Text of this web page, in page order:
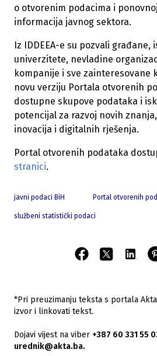
o otvorenim podacima i
informacija javnog sektora.
Iz IDDEEA-e su pozvali građane,
univerzitete, nevladine
kompanije i sve zainteresovane
novu verziju Portala otvorenih
dostupne skupove podataka i
potencijal za razvoj novih
inovacija i digitalnih rješenja.
Portal otvorenih podataka
stranici.
javni podaci BiH Portal otvorenih
službeni statistički podaci
*Pri preuzimanju teksta s portala
izvor i linkovati tekst.
Dojavi vijest na viber +387 60 331 55
urednik@akta.ba.